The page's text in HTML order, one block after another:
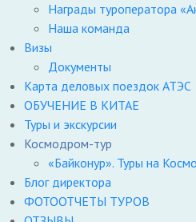
Награды туроператора
Наша команда
Визы
Документы
Карта деловых поездок АТЭС
ОБУЧЕНИЕ В КИТАЕ
Туры и экскурсии
Космодром-тур
«Байконур». Туры на
Блог директора
ФОТООТЧЕТЫ ТУРОВ